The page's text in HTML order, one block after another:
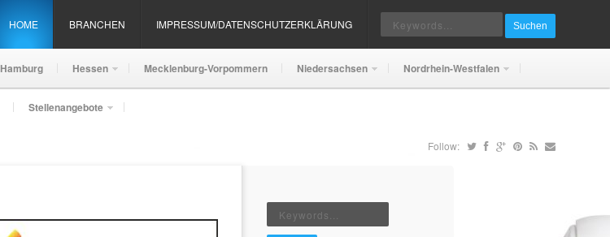
HOME BRANCHEN IMPRESSUM/DATENSCHUTZERKLÄRUNG Suchen
Hamburg Hessen Mecklenburg-Vorpommern Niedersachsen Nordrhein-Westfalen
Stellenangebote
Follow: